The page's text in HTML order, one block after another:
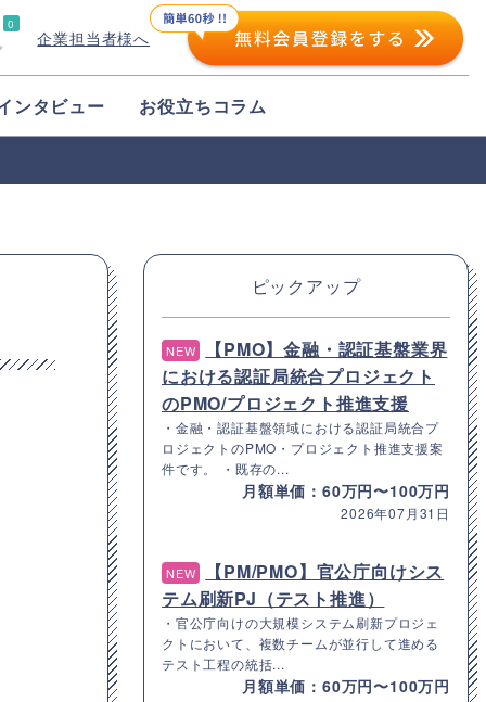
0
企業担当者様へ
ンタビュー お役立ちコラム
ピックアップ
NEW
【PMO】金融・認証基盤業界
における認証局統合プロジェクト
のPMO/プロジェクト推進支援
・金融・認証基盤領域における認証局統合プ
ロジェクトのPMO・プロジェクト推進支援案
件です。 ・既存の...
月額単価：60万円〜100万円
2026年07月31日
NEW
【PM/PMO】官公庁向けシス
テム刷新PJ（テスト推進）
・官公庁向けの大規模システム刷新プロジェ
クトにおいて、複数チームが並行して進める
テスト工程の統括...
月額単価：60万円〜100万円